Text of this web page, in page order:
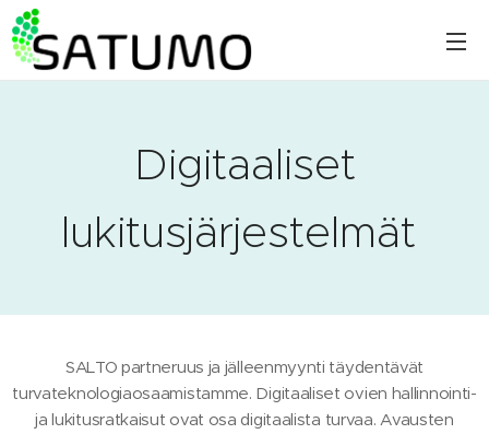
Digitaaliset
lukitusjärjestelmät
SALTO partneruus ja jälleenmyynti täydentävät
turvateknologiaosaamistamme. Digitaaliset ovien hallinnointi-
ja lukitusratkaisut ovat osa digitaalista turvaa. Avausten